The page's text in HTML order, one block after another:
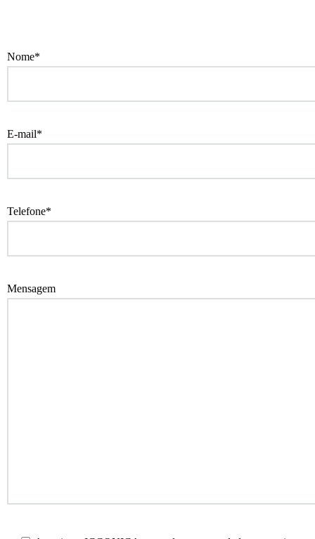
Nome*
E-mail*
Telefone*
Mensagem